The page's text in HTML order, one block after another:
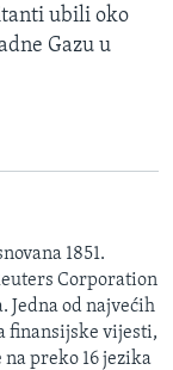
ubili oko
Gazu u
1851.
Corporation
Jedna od najvećih
finansijske vijesti,
preko 16 jezika